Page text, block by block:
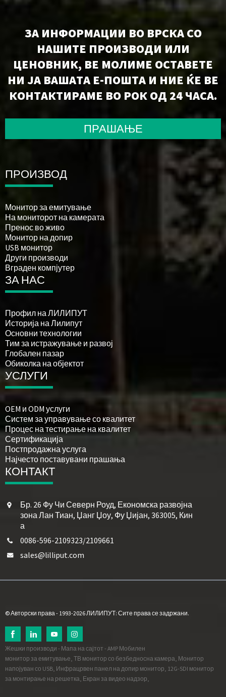
ЗА ИНФОРМАЦИИ ВО ВРСКА СО
НАШИТЕ ПРОИЗВОДИ ИЛИ
ЦЕНОВНИК, ВЕ МОЛИМЕ ОСТАВЕТЕ
НИ ЈА ВАШАТА Е-ПОШТА И НИЕ ЌЕ ВЕ
КОНТАКТИРАМЕ ВО РОК ОД 24 ЧАСА.
ПРАШАЊЕ
ПРОИЗВОД
Монитор за емитување
На мониторот на камерата
Пренос во живо
Монитор на допир
USB монитор
Други производи
Вграден компјутер
ЗА НАС
Профил на ЛИЛИПУТ
Историја на Лилипут
Основни технологии
Тим за истражување и развој
Глобален пазар
Обиколка на објектот
УСЛУГИ
OEM и ODM услуги
Систем за управување со квалитет
Процес на тестирање на квалитет
Сертификација
Постпродажна услуга
Најчесто поставувани прашања
КОНТАКТ
Бр. 26 Фу Чи Северн Роуд, Економска развојна
зона Лан Тиан, Џанг Џоу, Фу Џијан, 363005, Кин
а
0086-596-2109323/2109661
sales@lilliput.com
© Авторски права - 1993-2026 ЛИЛИПУТ: Сите права се задржани.
Жешки производи - Мапа на сајтот - AMP Мобилен
монитор за емитување ТВ монитор со безбедносна камера Монитор
напојуван со USB Инфрацрвен панел на допир монитор 12G-SDI монитор
за монтирање на решетка Екран за видео надзор